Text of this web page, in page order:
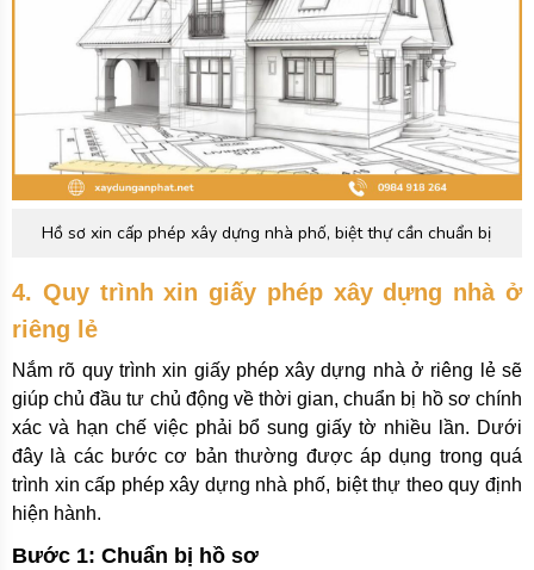
Hồ sơ xin cấp phép xây dựng nhà phố, biệt thự cần chuẩn bị
4. Quy trình xin giấy phép xây dựng nhà ở
riêng lẻ
Nắm rõ quy trình xin giấy phép xây dựng nhà ở riêng lẻ sẽ
giúp chủ đầu tư chủ động về thời gian, chuẩn bị hồ sơ chính
xác và hạn chế việc phải bổ sung giấy tờ nhiều lần. Dưới
đây là các bước cơ bản thường được áp dụng trong quá
trình xin cấp phép xây dựng nhà phố, biệt thự theo quy định
hiện hành.
Bước 1: Chuẩn bị hồ sơ